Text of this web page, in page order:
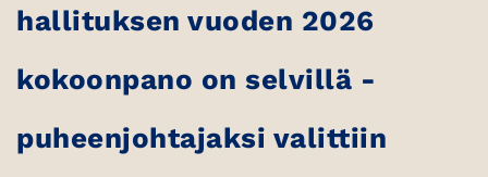
hallituksen vuoden 2026
kokoonpano on selvillä -
puheenjohtajaksi valittiin